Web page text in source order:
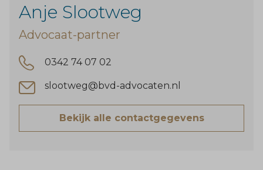
Anje Slootweg
Advocaat-partner
0342 74 07 02
slootweg@bvd-advocaten.nl
Bekijk alle contactgegevens